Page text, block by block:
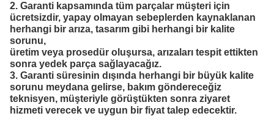
2. Garanti kapsamında tüm parçalar müşteri için
ücretsizdir, yapay olmayan sebeplerden kaynaklanan
herhangi bir arıza, tasarım gibi herhangi bir kalite
sorunu,
üretim veya prosedür oluşursa, arızaları tespit ettikten
sonra yedek parça sağlayacağız.
3. Garanti süresinin dışında herhangi bir büyük kalite
sorunu meydana gelirse, bakım göndereceğiz
teknisyen, müşteriyle görüştükten sonra ziyaret
hizmeti verecek ve uygun bir fiyat talep edecektir.